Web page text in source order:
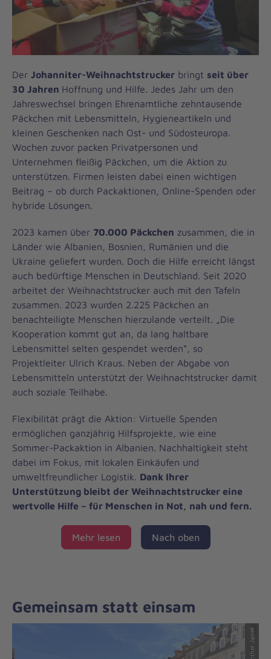
Der Johanniter-Weihnachtstrucker bringt seit über
30 Jahren Hoffnung und Hilfe. Jedes Jahr um den
Jahreswechsel bringen Ehrenamtliche zehntausende
Päckchen mit Lebensmitteln, Hygieneartikeln und
kleinen Geschenken nach Ost- und Südosteuropa.
Wochen zuvor packen Privatpersonen und
Unternehmen fleißig Päckchen, um die Aktion zu
unterstützen. Firmen leisten dabei einen wichtigen
Beitrag – ob durch Packaktionen, Online-Spenden oder
hybride Lösungen.
2023 kamen über 70.000 Päckchen zusammen, die in
Länder wie Albanien, Bosnien, Rumänien und die
Ukraine geliefert wurden. Doch die Hilfe erreicht längst
auch bedürftige Menschen in Deutschland. Seit 2020
arbeitet der Weihnachtstrucker auch mit den Tafeln
zusammen. 2023 wurden 2.225 Päckchen an
benachteiligte Menschen hierzulande verteilt. „Die
Kooperation kommt gut an, da lang haltbare
Lebensmittel selten gespendet werden“, so
Projektleiter Ulrich Kraus. Neben der Abgabe von
Lebensmitteln unterstützt der Weihnachtstrucker damit
auch soziale Teilhabe.
Flexibilität prägt die Aktion: Virtuelle Spenden
ermöglichen ganzjährig Hilfsprojekte, wie eine
Sommer-Packaktion in Albanien. Nachhaltigkeit steht
dabei im Fokus, mit lokalen Einkäufen und
umweltfreundlicher Logistik. Dank Ihrer
Unterstützung bleibt der Weihnachtstrucker eine
wertvolle Hilfe – für Menschen in Not, nah und fern.
Mehr lesen Nach oben
Gemeinsam statt einsam